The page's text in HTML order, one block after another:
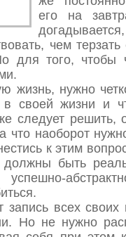
его на
чем
для того, чтобы
жизнь, нужно
в своей жизни и
следует решить,
что наоборот
к этим
должны быть
запись всех
Но не нужно